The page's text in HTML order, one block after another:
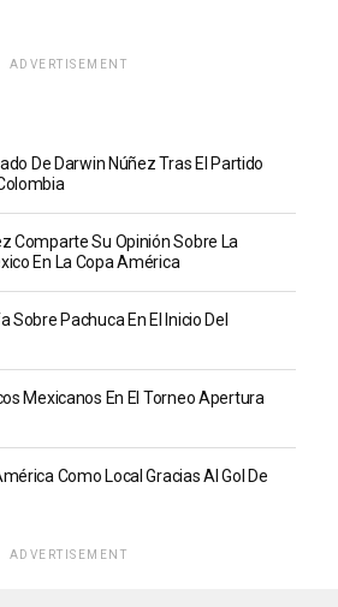
ADVERTISEMENT
De Darwin Núñez Tras El Partido
Comparte Su Opinión Sobre La
En La Copa América
Sobre Pachuca En El Inicio Del
Mexicanos En El Torneo Apertura
Como Local Gracias Al Gol De
ADVERTISEMENT